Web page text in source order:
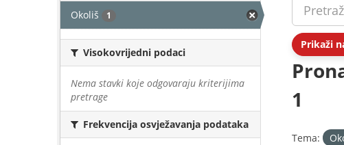
Okoliš 1
Visokovrijedni podaci
Nema stavki koje odgovaraju kriterijima
pretrage
Frekvencija osvježavanja podataka
Prikaži
1
Tema: